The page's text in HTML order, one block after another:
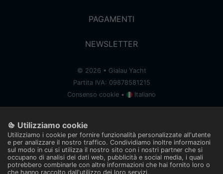
PAGAMENTI
NEWSLETTER
© 2026 • Gialau Yacht
Partita IVA: 09878581215
Consenso cookie• Italiano
Utilizziamo cookie
Utilizziamo i cookie per fornire funzionalità personalizzate all'utente
e per analizzare il nostro traffico. Condividiamo inoltre informazioni
sul modo in cui si utilizza il nostro sito con i nostri partner che si
occupano di analisi dei dati web, pubblicità e social media, i quali
potrebbero combinarle con altre informazioni che hai fornito loro o
che hanno raccolto dall'utilizzo dei loro servizi.
ISO code